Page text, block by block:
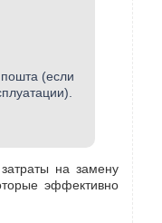
(если
на замену
эффективно